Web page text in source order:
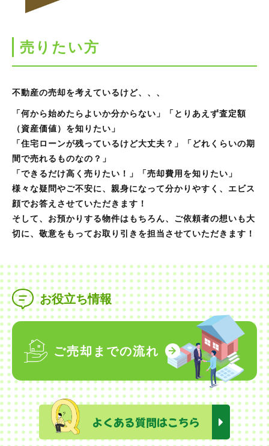
売りたい方
不動産の売却を考えているけど、、、
「何から始めたらよいか分からない」「とりあえず査定額
（資産価値）を知りたい」
「住宅ローンが残っているけど大丈夫？」「どれくらいの期
間で売れるものなの？」
「できるだけ高く売りたい！」「売却費用を知りたい」
様々な疑問やご不安に、親身になって分かりやすく、エビス
顔でお答えさせていただきます！
そして、お預かりする物件はもちろん、ご依頼者の想いも大
切に、敬意をもってお取り引きを担当させていただきます！
お役立ち情報
ご売却までの流れ
よくある質問はこちら